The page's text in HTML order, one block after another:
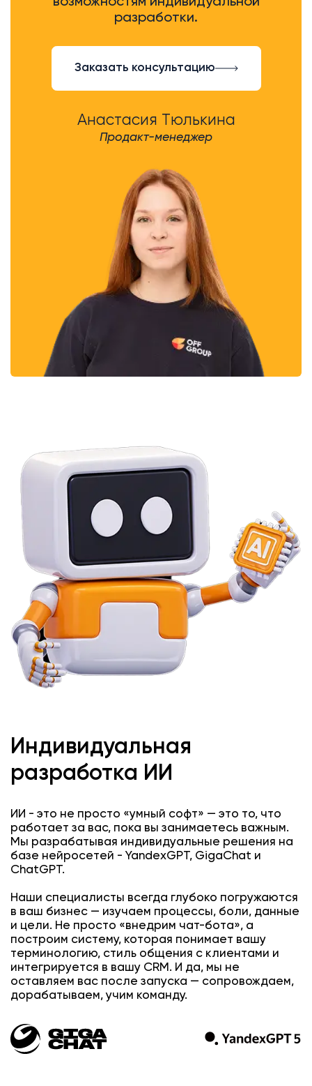
разработки.
Заказать консультацию
Анастасия Тюлькина
Продакт-менеджер
Индивидуальная
разработка ИИ
ИИ - это не просто «умный софт» — это то, что
работает за вас, пока вы занимаетесь важным.
Мы разрабатывая индивидуальные решения на
базе нейросетей - YandexGPT, GigaChat и
ChatGPT.
Наши специалисты всегда глубоко погружаются
в ваш бизнес — изучаем процессы, боли, данные
и цели. Не просто «внедрим чат-бота», а
построим систему, которая понимает вашу
терминологию, стиль общения с клиентами и
интегрируется в вашу CRM. И да, мы не
оставляем вас после запуска — сопровождаем,
дорабатываем, учим команду.